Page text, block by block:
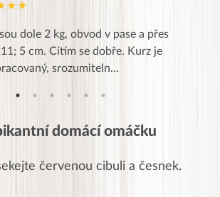
dole 2 kg, obvod v pase a přes
5 cm. Cítím se dobře. Kurz je
srozumiteln…
domácí omáčku
červenou cibuli a česnek.